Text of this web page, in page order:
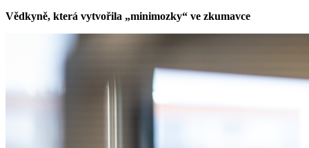
Vědkyně, která vytvořila „minimozky“ ve zkumavce